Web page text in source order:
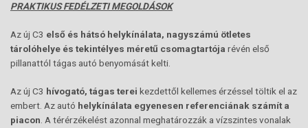
PRAKTIKUS FEDÉLZETI MEGOLDÁSOK
Az új C3 első és hátsó helykínálata, nagyszámú ötletes
tárolóhelye és tekintélyes méretű csomagtartója révén első
pillanattól tágas autó benyomását kelti.
Az új C3 hívogató, tágas terei kezdettől kellemes érzéssel töltik el az
embert. Az autó helykínálata egyenesen referenciának számít a
piacon . A térérzékelést azonnal meghatározzák a vízszintes vonalak